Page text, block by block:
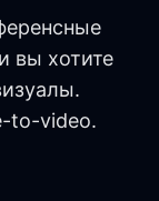
вы хотите
to-video.